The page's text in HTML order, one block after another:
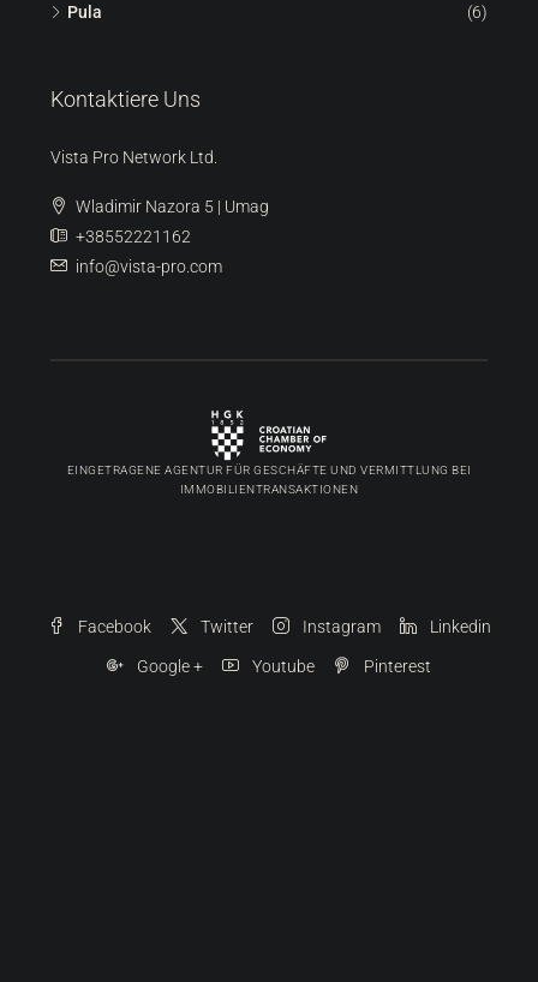
Pula (6)
Kontaktiere Uns
Vista Pro Network Ltd.
Wladimir Nazora 5 | Umag
+38552221162
info@vista-pro.com
EINGETRAGENE AGENTUR FÜR GESCHÄFTE UND VERMITTLUNG BEI
IMMOBILIENTRANSAKTIONEN
Facebook Twitter Instagram Linkedin
Google + Youtube Pinterest